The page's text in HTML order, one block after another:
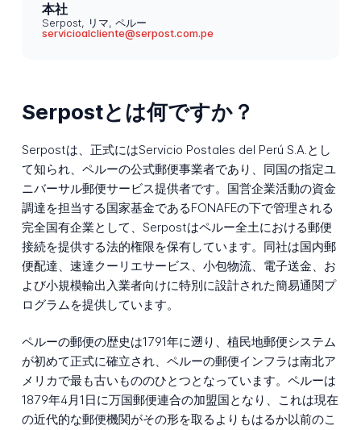
本社
Serpost, リマ, ペルー
servicioalcliente@serpost.com.pe
Serpostとは何ですか？
Serpostは、正式にはServicio Postales del Perú S.A.とし
て知られ、ペルーの公式郵便事業者であり、同国の指定ユ
ニバーサル郵便サービス提供者です。国営企業活動の資金
調達を担当する国家基金であるFONAFEの下で管理される
完全国有企業として、Serpostはペルー全土における郵便
接続を提供する法的権限を保有しています。同社は国内郵
便配達、速達クーリエサービス、小包物流、電子送金、お
よび小規模輸出入業者向けに特別に設計された簡易通関プ
ログラムを提供しています。
ペルーの郵便の歴史は1791年に遡り、植民地郵便システム
が初めて正式に確立され、ペルーの郵便インフラは南北ア
メリカで最も古いもののひとつとなっています。ペルーは
1879年4月1日に万国郵便連合の加盟国となり、これは現在
の近代的な郵便機関がその形を取るよりもはるか以前のこ